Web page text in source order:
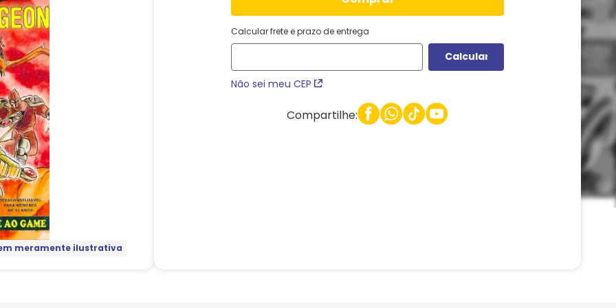
meramente ilustrativa
Calcular frete e prazo de entrega
Não sei meu CEP
Compartilhe: